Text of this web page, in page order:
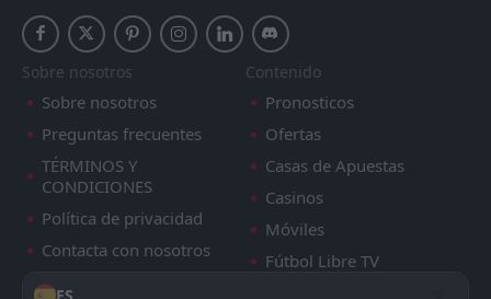
09Aug
BK Hacken
Raków Częstochowa
Hammarby FF
FT
18:30
30Jul
Anderlecht
FT
12:00
26Jul
IF Brommapojkarna
Hammarby FF
Sobre nosotros
Sobre nosotros
Preguntas frecuentes
TÉRMINOS Y
CONDICIONES
Política de privacidad
Contacta con nosotros
Contenido
Pronosticos
Ofertas
Casas de Apuestas
Casinos
Móviles
Fútbol Libre TV